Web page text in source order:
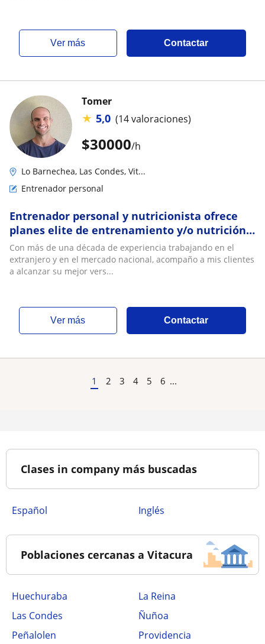
ver más Contactar
$30000/h
Tomer
★ 5,0 (14 valoraciones)
Lo Barnechea, Las Condes, Vit...
Entrenador personal
Entrenador personal y nutricionista ofrece
planes elite de entrenamiento y/o nutrición
online/presencial
Con más de una década de experiencia trabajando en el
extranjero y en el mercado nacional, acompaño a mis clientes
a alcanzar su mejor vers...
ver más Contactar
1 2 3 4 5 6 ...
Clases in company más buscadas
Español Inglés
Poblaciones cercanas a Vitacura
Huechuraba
La Reina
Las Condes
Ñuñoa
Peñalolen
Providencia